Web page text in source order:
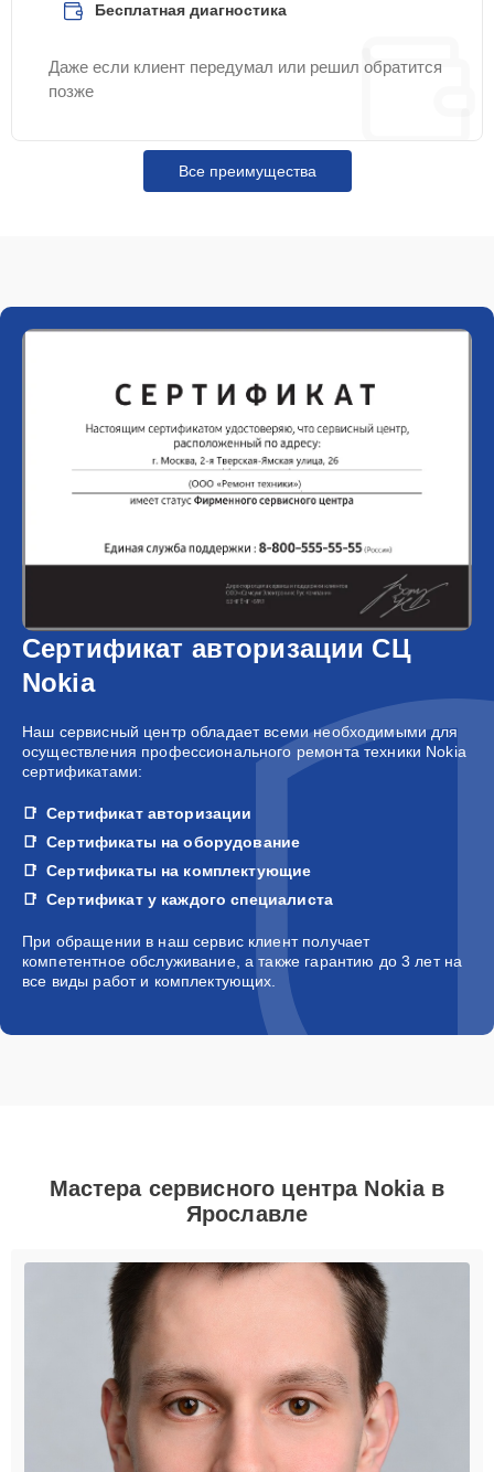
Бесплатная диагностика
Даже если клиент передумал или решил обратится
позже
Все преимущества
Сертификат авторизации СЦ
Nokia
Наш сервисный центр обладает всеми необходимыми для
осуществления профессионального ремонта техники Nokia
сертификатами:
Сертификат авторизации
Сертификаты на оборудование
Сертификаты на комплектующие
Сертификат у каждого специалиста
При обращении в наш сервис клиент получает
компетентное обслуживание, а также гарантию до 3 лет на
все виды работ и комплектующих.
Мастера сервисного центра Nokia в
Ярославле